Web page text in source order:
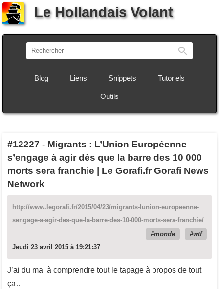
Le Hollandais Volant
Blog Liens Snippets Tutoriels
Outils
#12227 - Migrants : L’Union Européenne
s’engage à agir dès que la barre des 10 000
morts sera franchie | Le Gorafi.fr Gorafi News
Network
http://www.legorafi.fr/2015/04/23/migrants-lunion-europeenne-
sengage-a-agir-des-que-la-barre-des-10-000-morts-sera-franchie/
monde
wtf
Jeudi 23 avril 2015 à 19:21:37
J’ai du mal à comprendre tout le tapage à propos de tout
ça…